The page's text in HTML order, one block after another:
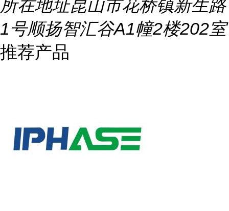
所在地址昆山市花桥镇新生路
1号顺扬智汇谷A1幢2楼202室
推荐产品